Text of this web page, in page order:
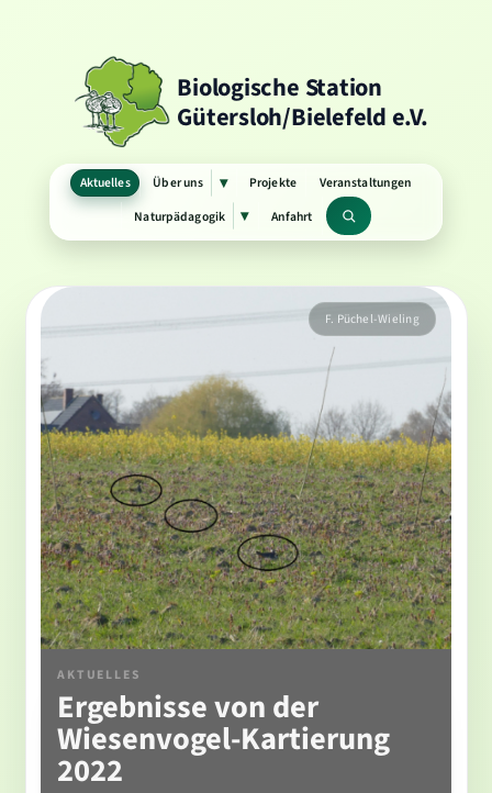
Biologische Station
Gütersloh/Bielefeld e.V.
Aktuelles Über uns ▾Untermenü
öffnen
Projekte
Veranstaltungen
Naturpädagogik
▾Untermenü
öffnen
Anfahrt Suchbegriff
AKTUELLES
Ergebnisse von der
Wiesenvogel-Kartierung
2022
F. Püchel-Wieling